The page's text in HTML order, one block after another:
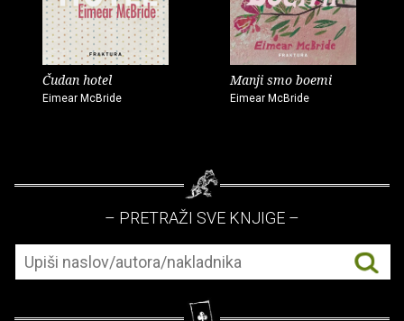
Čudan hotel
Eimear McBride
Manji smo boemi
Eimear McBride
– PRETRAŽI SVE KNJIGE –